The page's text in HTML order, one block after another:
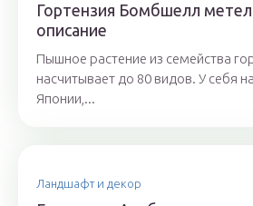
Гортензия Бомбшелл
описание
Пышное растение из семейства
насчитывает до 80 видов. У себя
Японии,...
Ландшафт и декор